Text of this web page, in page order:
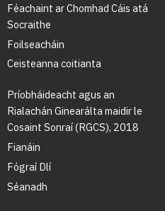
Féachaint ar Chomhad Cáis atá
Socraithe
Foilseacháin
Ceisteanna coitianta
Príobháideacht agus an
Rialachán Ginearálta maidir le
Cosaint Sonraí (RGCS), 2018
Fianáin
Fógraí Dlí
Séanadh